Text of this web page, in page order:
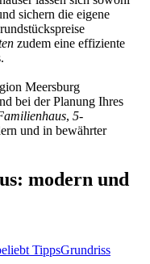
sichern die eigene
zudem eine effiziente
Meersburg
bei der Planung Ihres
, 5-
und in bewährter
modern und
TippsGrundriss